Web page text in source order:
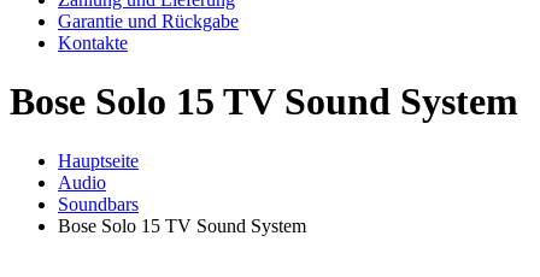
Garantie und Rückgabe
Kontakte
Bose Solo 15 TV Sound System
Hauptseite
Audio
Soundbars
Bose Solo 15 TV Sound System